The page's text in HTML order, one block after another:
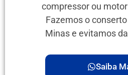
compressor ou
Fazemos o
Minas e evitamos
Saiba